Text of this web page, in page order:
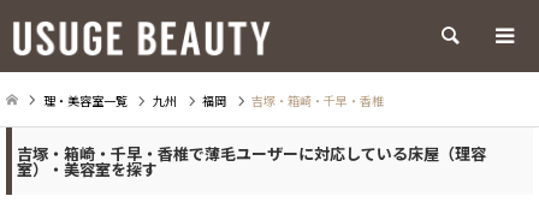
検索
理・美容室一覧 九州 福岡 吉塚・箱崎・千早・香椎
吉塚・箱崎・千早・香椎で薄毛ユーザーに対応している床屋（理容
室）・美容室を探す